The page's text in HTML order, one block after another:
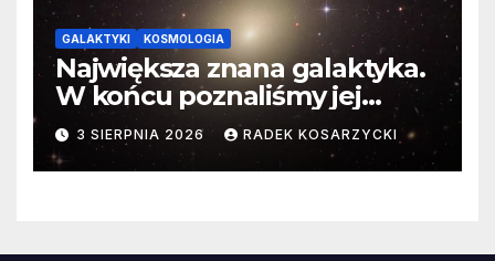
GALAKTYKI KOSMOLOGIA
Największa znana galaktyka.
W końcu poznaliśmy jej
faktyczne wymiary
3 SIERPNIA 2026 RADEK KOSARZYCKI